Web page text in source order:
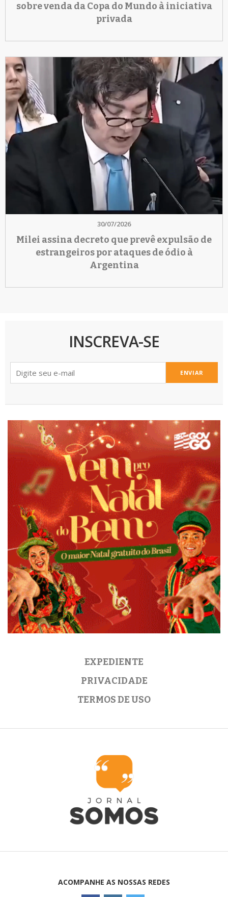
sobre venda da Copa do Mundo à iniciativa
privada
30/07/2026
Milei assina decreto que prevê expulsão de
estrangeiros por ataques de ódio à
Argentina
INSCREVA-SE
ENVIAR
EXPEDIENTE
PRIVACIDADE
TERMOS DE USO
ACOMPANHE AS NOSSAS REDES